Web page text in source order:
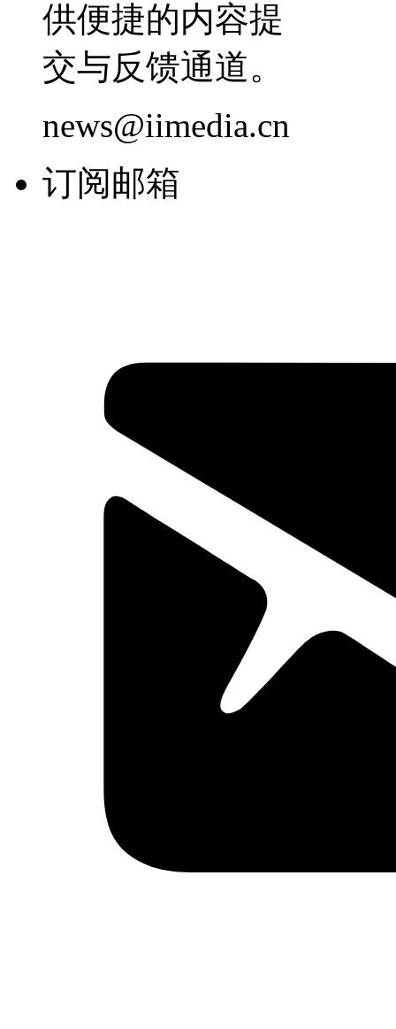
供便捷的内容提
交与反馈通道。
news@iimedia.cn
订阅邮箱